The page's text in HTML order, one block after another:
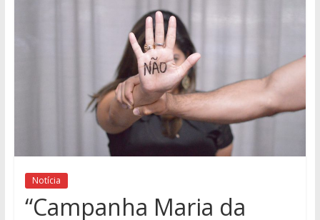
Notícia
“Campanha Maria da